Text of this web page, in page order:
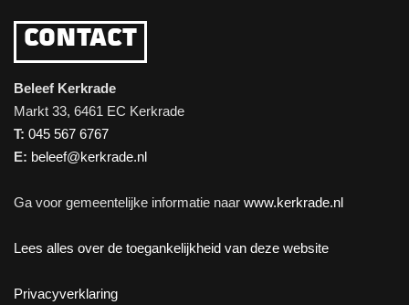
CONTACT
Beleef Kerkrade
Markt 33, 6461 EC Kerkrade
T: 045 567 6767
E: beleef@kerkrade.nl
Ga voor gemeentelijke informatie naar www.kerkrade.nl
Lees alles over de toegankelijkheid van deze website
Privacyverklaring